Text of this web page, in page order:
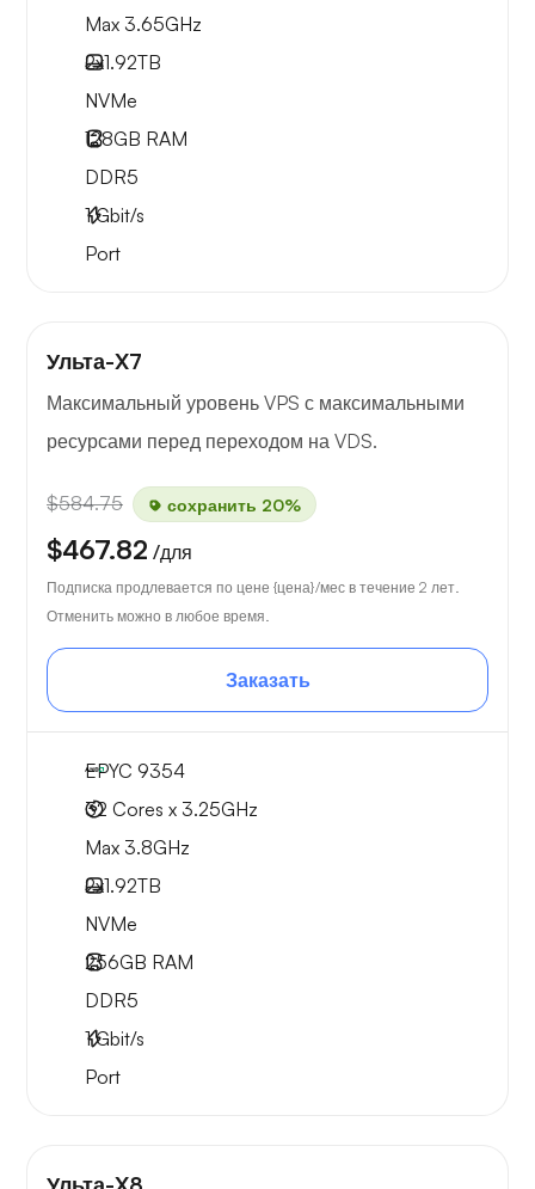
Max 3.65GHz
2x1.92TB
NVMe
128GB RAM
DDR5
1Gbit/s
Port
Ульта-X7
Максимальный уровень VPS с максимальными
ресурсами перед переходом на VDS.
$584.75 сохранить 20%
$467.82 /для
Подписка продлевается по цене {цена}/мес в течение 2 лет.
Отменить можно в любое время.
Заказать
EPYC 9354
32 Cores x 3.25GHz
Max 3.8GHz
2x1.92TB
NVMe
256GB RAM
DDR5
1Gbit/s
Port